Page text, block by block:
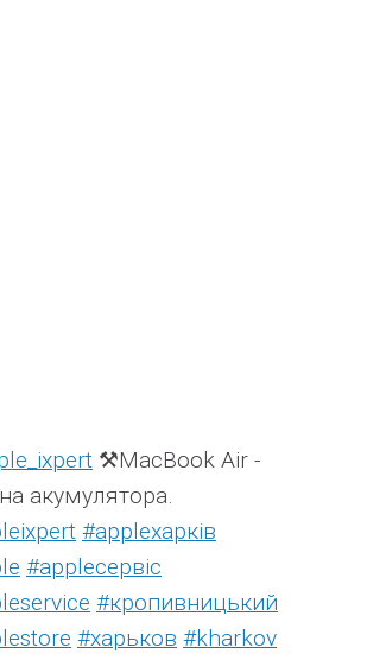
⚒️MacBook Air -
акумулятора.
#аррleхарків
#аррleсервіс
#кропивницький
#харьков #kharkov